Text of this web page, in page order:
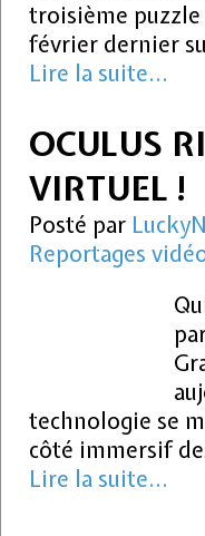
troisième
février dernier
Lire la suite...
OCULUS
VIRTUEL !
Posté par
Reportages
technologie se
côté immersif
Lire la suite...